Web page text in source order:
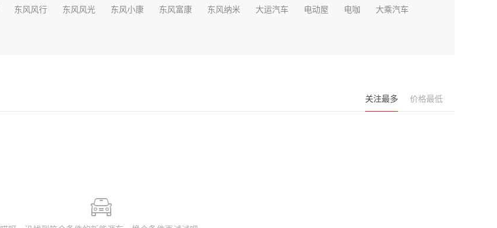
东风风行 东风风光 东风小康 东风富康 东风纳米 大运汽车 电动屋 电咖 大乘汽车
关注最多 价格最低